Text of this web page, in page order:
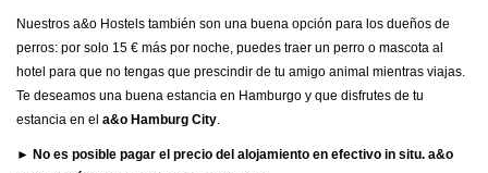
Nuestros a&o Hostels también son una buena opción para los dueños de
perros: por solo 15 € más por noche, puedes traer un perro o mascota al
hotel para que no tengas que prescindir de tu amigo animal mientras viajas.
Te deseamos una buena estancia en Hamburgo y que disfrutes de tu
estancia en el a&o Hamburg City.
► No es posible pagar el precio del alojamiento en efectivo in situ. a&o